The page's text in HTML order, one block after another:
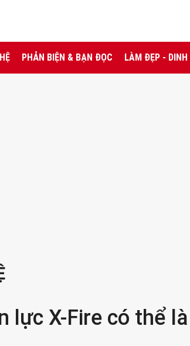
PHẢN BIỆN & BẠN ĐỌC LÀM ĐẸP - DINH
lực X-Fire có thể